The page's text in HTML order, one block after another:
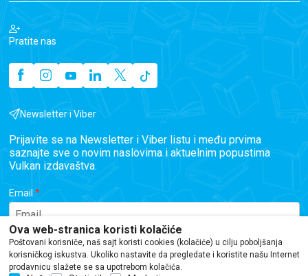
Pratite nas
Newsletter i Viber
Prijavite se na Newsletter i Viber listu i među prvima
saznajte sve o novim naslovima i aktuelnim popustima
Vulkan izdavaštva.
Email
Telefon
Ova web-stranica koristi kolačiće
Poštovani korisniče, naš sajt koristi cookies (kolačiće) u cilju poboljšanja
korisničkog iskustva. Ukoliko nastavite da pregledate i koristite našu Internet
prodavnicu slažete se sa upotrebom kolačića.